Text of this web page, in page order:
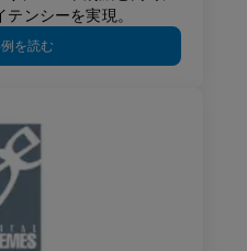
ンシーを実現。
を読む